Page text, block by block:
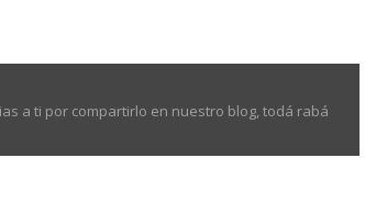
a ti por compartirlo en nuestro blog, todá rabá